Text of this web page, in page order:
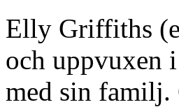
Elly Griffiths
och uppvuxen
med sin familj.